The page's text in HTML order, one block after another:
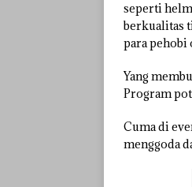
seperti
berkualitas
para pehobi
Yang
Program
Cuma di
menggoda